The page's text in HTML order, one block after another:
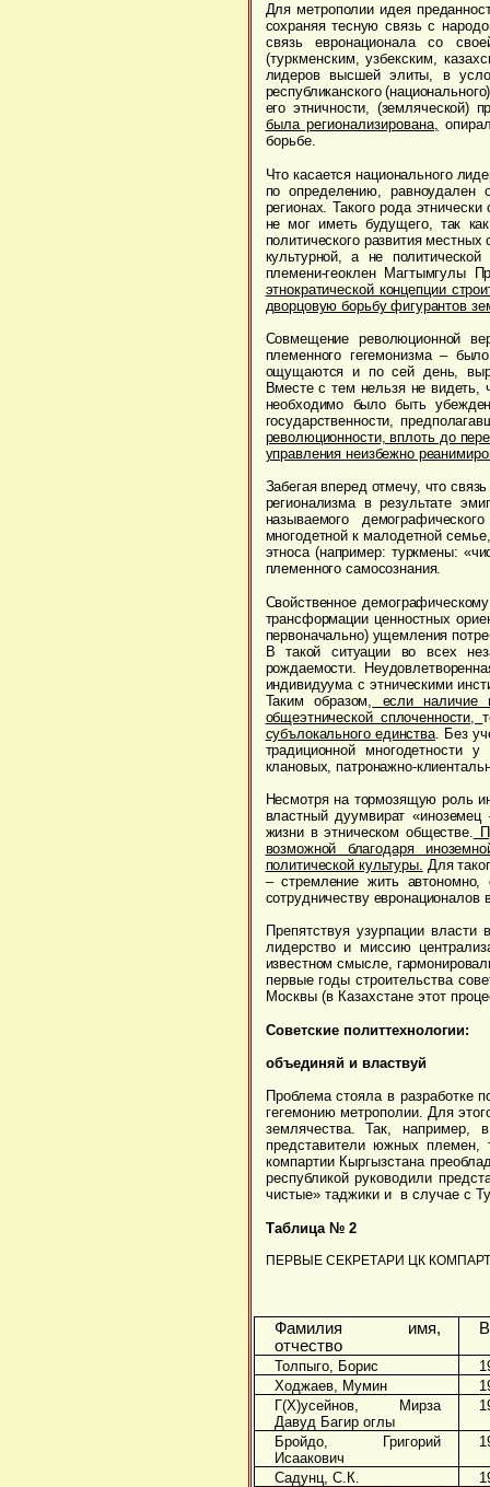
Для метрополии идея
сохраняя тесную связьс
связь евронационала со
(туркменским, узбекским,
лидеров высшей элиты, в
республиканского
его этничности, (земляческой)
была регионализирована,
борьбе.
Что касается национального
по определению, равноудален
регионах. Такого рода
не мог иметь будущего, так
политического развития
культурной, а не
племени-геоклен Магтымгулы
этнократической концепции
дворцовую борьбу фигурантов
Совмещение революционной
племенного гегемонизма –
ощущаются и по сей день,
Вместе с тем нельзя не видеть,
необходимо было быть
государственности,
революционности, вплоть до
управления неизбежно
Забегая вперед отмечу, что
регионализма в результате
называемого
многодетной к малодетной
этноса (например: туркмены:
племенного самосознания.
Свойственное
трансформации ценностных
первоначально) ущемления
В такой ситуации во всех
рождаемости.
индивидуума с этническими
Таким образом,
если наличие
общеэтнической сплоченности,
субълокального единства. Без
традиционной многодетности
клановых, патронажно-
Несмотря на тормозящую роль
властный дуумвират «иноземец
жизни в этническом обществе.
возможной благодаря
политической культуры. Для
– стремление жить
сотрудничеству евронационалов
Препятствуя узурпации
лидерство и миссию
известном смысле,
первые годы строительства
Москвы (в Казахстане этот
Советские политтехнологии:
объединяй и властвуй
Проблема стояла в разработке
гегемонию метрополии. Для
землячества. Так,
представители южных племен,
компартии Кыргызстана
республикой руководили
чистые» таджики и в случае с
Таблица № 2
ПЕРВЫЕ СЕКРЕТАРИ ЦК
Фамилия имя,
отчество
Толпыго, Борис
Ходжаев, Мумин
Г(Х)усейнов, Мирза
Давуд Багир оглы
Бройдо, Григорий
Исаакович
Садунц, С.К.